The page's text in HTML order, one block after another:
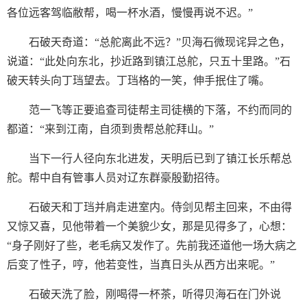
各位远客驾临敝帮，喝一杯水酒，慢慢再说不迟。”
石破天奇道：“总舵离此不远？”贝海石微现诧异之色，
说道：“此处向东北，抄近路到镇江总舵，只五十里路。”石
破天转头向丁珰望去。丁珰格的一笑，伸手抿住了嘴。
范一飞等正要追查司徒帮主司徒横的下落，不约而同的
都道：“来到江南，自须到贵帮总舵拜山。”
当下一行人径向东北进发，天明后已到了镇江长乐帮总
舵。帮中自有管事人员对辽东群豪殷勤招待。
石破天和丁珰并肩走进室内。侍剑见帮主回来，不由得
又惊又喜，见他带着一个美貌少女，那是见得多了，心想：
“身子刚好了些，老毛病又发作了。先前我还道他一场大病之
后变了性子，哼，他若变性，当真日头从西方出来呢。”
石破天洗了脸，刚喝得一杯茶，听得贝海石在门外说